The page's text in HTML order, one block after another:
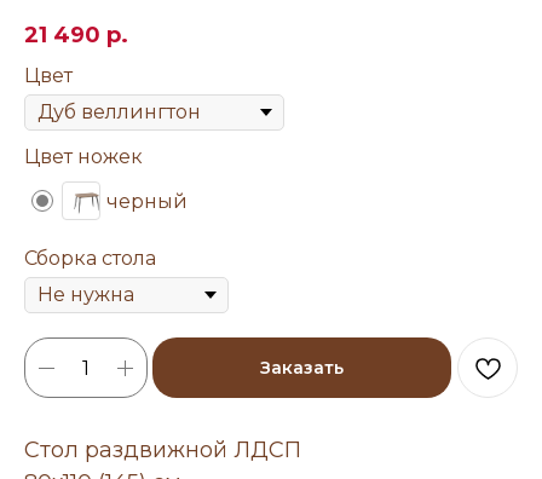
21 490 р.
Цвет
Цвет ножек
черный
Сборка стола
Заказать
Стол раздвижной ЛДСП